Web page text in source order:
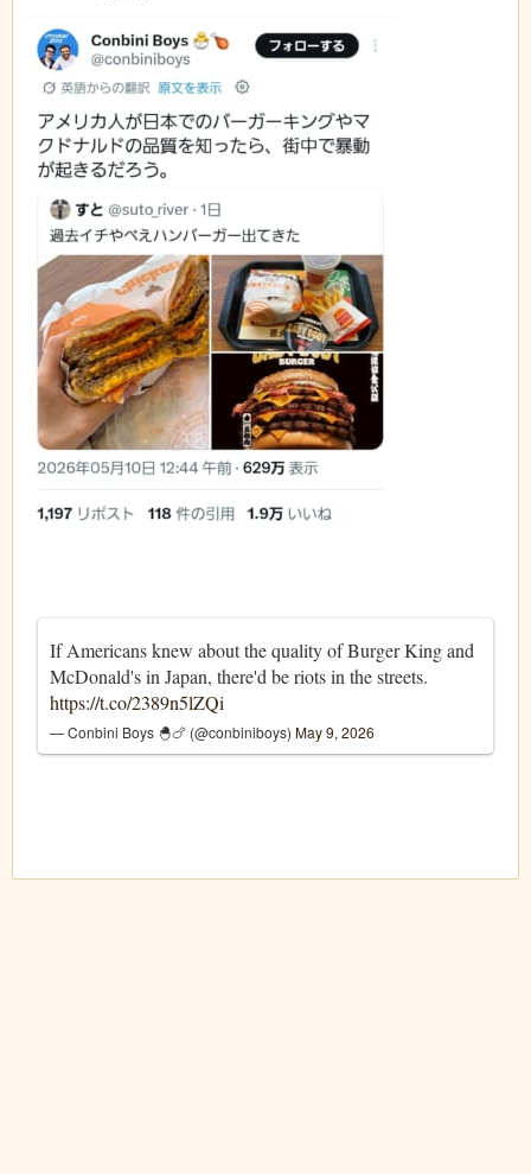
If Americans knew about the quality of Burger King and
McDonald's in Japan, there'd be riots in the streets.
https://t.co/2389n5lZQi
— Conbini Boys 🐣🍗 (@conbiniboys) May 9, 2026